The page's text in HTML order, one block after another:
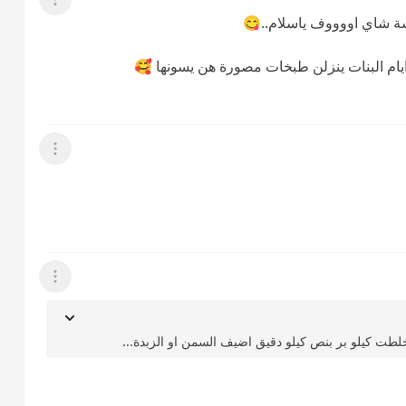
عرض القائمة
شاي اووووف ياسلام..😋
البنات ينزلن طبخات مصورة هن يسونها 🥰
عرض القائمة
عرض القائمة
كيلو بر بنص كيلو دقيق اضيف السمن او الزبدة...